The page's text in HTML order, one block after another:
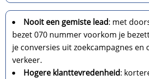
Nooit een gemiste lead: met
bezet 070 nummer voorkom je
je conversies uit zoekcampagnes en
verkeer.​
Hogere klanttevredenheid: